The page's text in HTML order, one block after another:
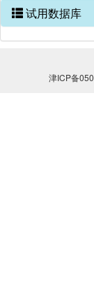
试用数据库
津ICP备